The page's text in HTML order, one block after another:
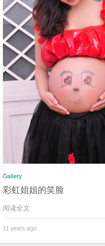
Gallery
彩虹姐姐的笑脸
阅读全文
11 years ago